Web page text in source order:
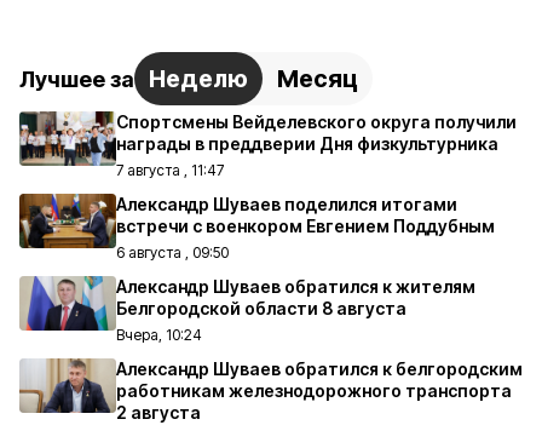
Лучшее за Неделю Месяц
Спортсмены Вейделевского округа получили
награды в преддверии Дня физкультурника
7 августа , 11:47
Александр Шуваев поделился итогами
встречи с военкором Евгением Поддубным
6 августа , 09:50
Александр Шуваев обратился к жителям
Белгородской области 8 августа
Вчера, 10:24
Александр Шуваев обратился к белгородским
работникам железнодорожного транспорта
2 августа